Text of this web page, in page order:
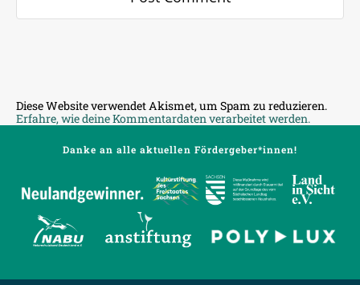
Diese Website verwendet Akismet, um Spam zu reduzieren.
Erfahre, wie deine Kommentardaten verarbeitet werden.
Danke an alle aktuellen Fördergeber*innen!